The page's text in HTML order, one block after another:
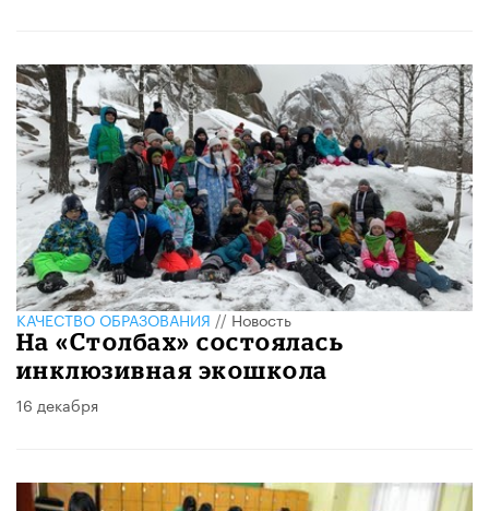
КАЧЕСТВО ОБРАЗОВАНИЯ//Новость
На «Столбах» состоялась
инклюзивная экошкола
16 декабря